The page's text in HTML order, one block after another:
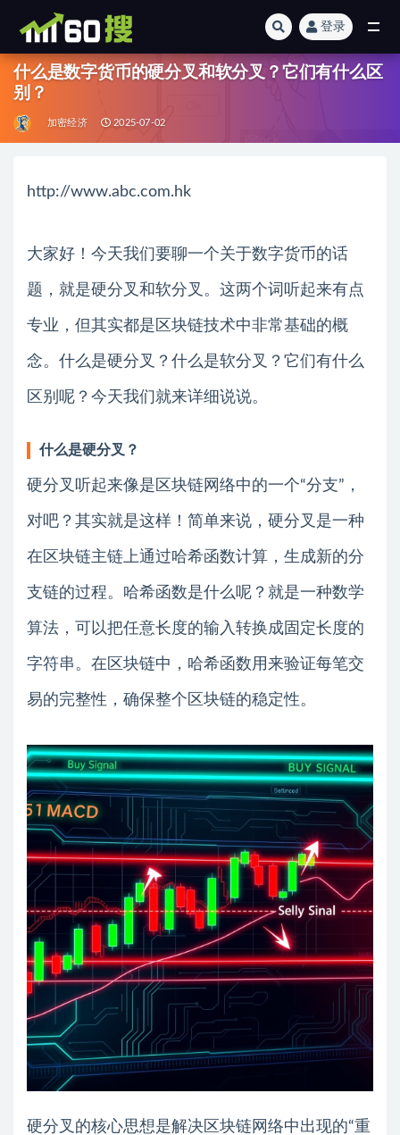
登录
什么是数字货币的硬分叉和软分叉？它们有什么区
别？
加密经济 2025-07-02
http://www.abc.com.hk
大家好！今天我们要聊一个关于数字货币的话
题，就是硬分叉和软分叉。这两个词听起来有点
专业，但其实都是区块链技术中非常基础的概
念。什么是硬分叉？什么是软分叉？它们有什么
区别呢？今天我们就来详细说说。
什么是硬分叉？
硬分叉听起来像是区块链网络中的一个“分支”，
对吧？其实就是这样！简单来说，硬分叉是一种
在区块链主链上通过哈希函数计算，生成新的分
支链的过程。哈希函数是什么呢？就是一种数学
算法，可以把任意长度的输入转换成固定长度的
字符串。在区块链中，哈希函数用来验证每笔交
易的完整性，确保整个区块链的稳定性。
硬分叉的核心思想是解决区块链网络中出现的“重